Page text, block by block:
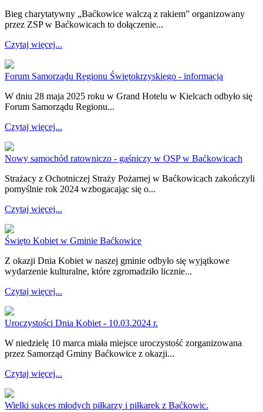
Bieg charytatywny „Baćkowice walczą z rakiem” organizowany
przez ZSP w Baćkowicach to dołączenie...
Czytaj więcej...
Forum Samorządu Regionu Świętokrzyskiego - informacja
W dniu 28 maja 2025 roku w Grand Hotelu w Kielcach odbyło się
Forum Samorządu Regionu...
Czytaj więcej...
Nowy samochód ratowniczo - gaśniczy w OSP w Baćkowicach
Strażacy z Ochotniczej Straży Pożarnej w Baćkowicach zakończyli
pomyślnie rok 2024 wzbogacając się o...
Czytaj więcej...
Święto Kobiet w Gminie Baćkowice
Z okazji Dnia Kobiet w naszej gminie odbyło się wyjątkowe
wydarzenie kulturalne, które zgromadziło licznie...
Czytaj więcej...
Uroczystości Dnia Kobiet - 10.03.2024 r.
W niedzielę 10 marca miała miejsce uroczystość zorganizowana
przez Samorząd Gminy Baćkowice z okazji...
Czytaj więcej...
Wielki sukces młodych piłkarzy i piłkarek z Baćkowic.